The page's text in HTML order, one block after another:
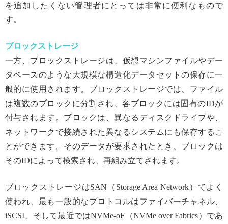
を追加したくない管理者にとっては非常に便利なもので
す。
ブロックストレージ
一方、ブロックストレージは、仮想マシンファイルやデー
タベースのような大規模な構造化データセットの保存に一
般的に使用されます。ブロックストレージでは、ファイル
は複数のブロックに分割され、各ブロックには固有のIDが
付与されます。ブロックは、異なるディスクドライブや、
ネットワークで接続された異なるシステムにも保存するこ
とができます。そのデータが要求されたとき、ブロックは
そのIDによって検索され、再組み立てされます。
ブロックストレージはSAN（Storage Area Network）でよく
使われ、最も一般的なプロトコルはファイバーチャネル、
iSCSI、そして最近ではNVMe-oF（NVMe over Fabrics）であ